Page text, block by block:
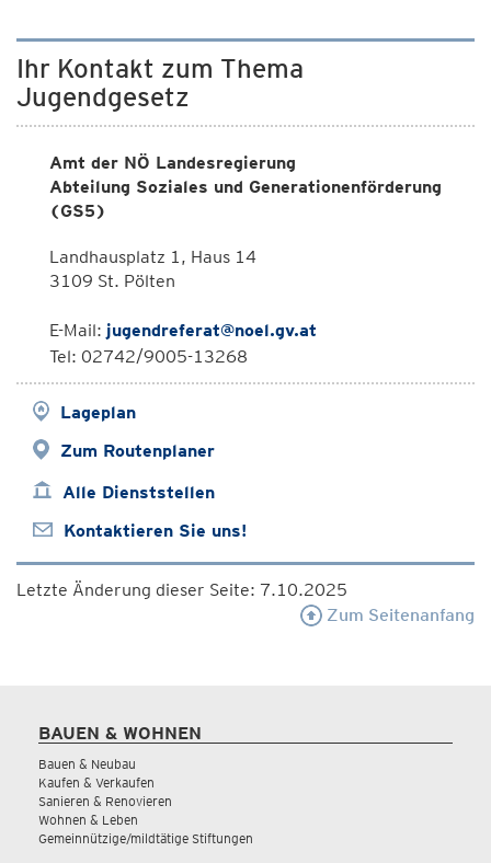
Ihr Kontakt zum Thema
Jugendgesetz
Amt der NÖ Landesregierung
Abteilung Soziales und Generationenförderung
(GS5)
Landhausplatz 1, Haus 14
3109 St. Pölten
E-Mail: jugendreferat@noel.gv.at
Tel: 02742/9005-13268
Lageplan
Zum Routenplaner
Alle Dienststellen
Kontaktieren Sie uns!
Letzte Änderung dieser Seite: 7.10.2025
Zum Seitenanfang
BAUEN & WOHNEN
Bauen & Neubau
Kaufen & Verkaufen
Sanieren & Renovieren
Wohnen & Leben
Gemeinnützige/mildtätige Stiftungen